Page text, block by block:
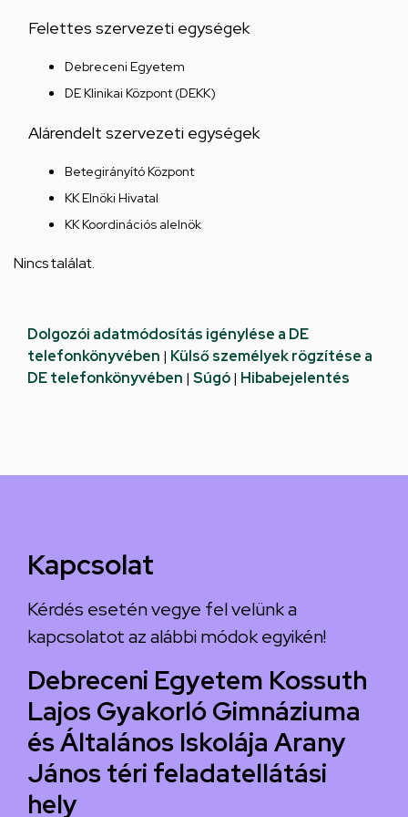
Felettes szervezeti egységek
Debreceni Egyetem
DE Klinikai Központ (DEKK)
Alárendelt szervezeti egységek
Betegirányító Központ
KK Elnöki Hivatal
KK Koordinációs alelnök
Nincs találat.
Dolgozói adatmódosítás igénylése a DE
telefonkönyvében | Külső személyek rögzítése a
DE telefonkönyvében | Súgó| Hibabejelentés
Kapcsolat
Kérdés esetén vegye fel velünk a
kapcsolatot az alábbi módok egyikén!
Debreceni Egyetem Kossuth
Lajos Gyakorló Gimnáziuma
és Általános Iskolája Arany
János téri feladatellátási
hely